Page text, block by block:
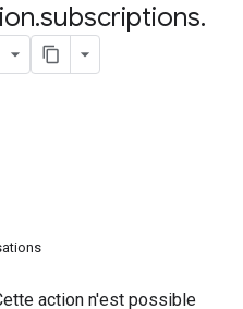
.subscriptions.
action n'est possible